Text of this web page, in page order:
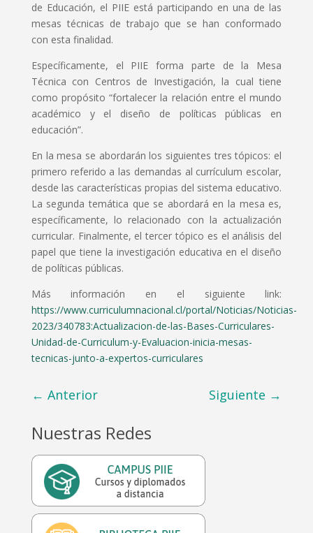
de Educación, el PIIE está participando en una de las
mesas técnicas de trabajo que se han conformado
con esta finalidad.
Específicamente, el PIIE forma parte de la Mesa
Técnica con Centros de Investigación, la cual tiene
como propósito “fortalecer la relación entre el mundo
académico y el diseño de políticas públicas en
educación”.
En la mesa se abordarán los siguientes tres tópicos: el
primero referido a las demandas al currículum escolar,
desde las características propias del sistema educativo.
La segunda temática que se abordará en la mesa es,
específicamente, lo relacionado con la actualización
curricular. Finalmente, el tercer tópico es el análisis del
papel que tiene la investigación educativa en el diseño
de políticas públicas.
Más información en el siguiente link:
https://www.curriculumnacional.cl/portal/Noticias/Noticias-
2023/340783:Actualizacion-de-las-Bases-Curriculares-
Unidad-de-Curriculum-y-Evaluacion-inicia-mesas-
tecnicas-junto-a-expertos-curriculares
← Anterior Siguiente →
Nuestras Redes